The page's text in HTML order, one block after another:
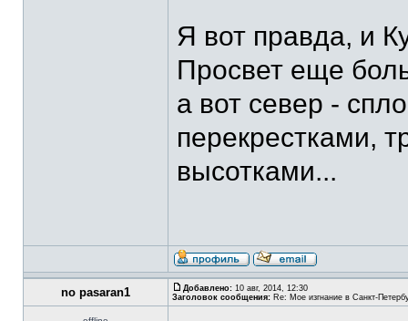
Я вот правда, и
Просвет еще
а вот север -
перекрестками,
высотками...
no pasaran1 Добавлено: 10 авг, 2014, 12:30
Заголовок сообщения: Re: Мое изгнание в Санкт-